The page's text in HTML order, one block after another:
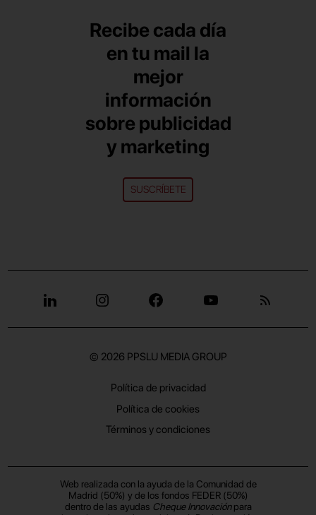
Recibe cada día
en tu mail la
mejor
información
sobre publicidad
y marketing
SUSCRÍBETE
© 2026 PPSLU MEDIA GROUP
Política de privacidad
Política de cookies
Términos y condiciones
Web realizada con la ayuda de la Comunidad de
Madrid (50%) y de los fondos FEDER (50%)
dentro de las ayudas Cheque Innovaciónpara